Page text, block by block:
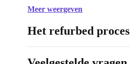
Meer weergeven
Het refurbed proces